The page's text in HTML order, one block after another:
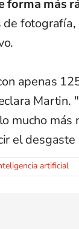
más
de
apenas
Martin.
mucho
el
artificial